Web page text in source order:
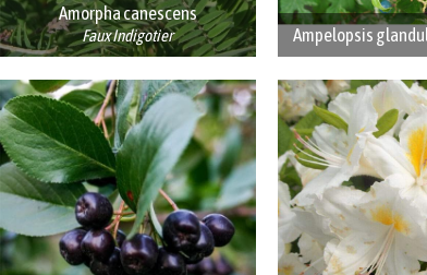
Amorpha canescens
Faux Indigotier Ampelopsis